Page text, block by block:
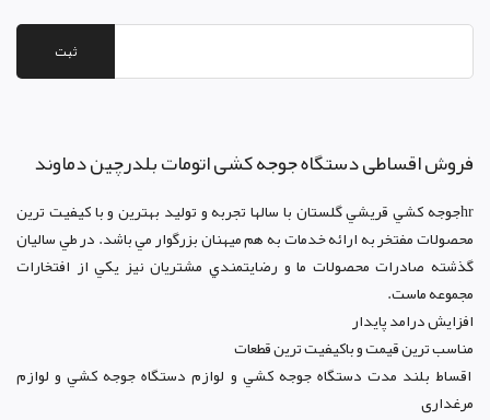
ثبت
فروش اقساطی دستگاه جوجه کشی اتومات بلدرچین دماوند
hrجوجه کشي قريشي گلستان با سالها تجربه و توليد بهترين و با کيفيت ترين
محصولات مفتخر به ارائه خدمات به هم ميهنان بزرگوار مي باشد. در طي ساليان
گذشته صادرات محصولات ما و رضايتمندي مشتريان نيز يکي از افتخارات
مجموعه ماست.
افزايش درامد پايدار
مناسب ترين قيمت و باکيفيت ترين قطعات
اقساط بلند مدت دستگاه جوجه کشي و لوازم دستگاه جوجه کشي و لوازم
مرغداری